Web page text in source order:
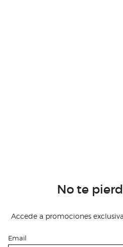
No te
Accede a promociones
Email